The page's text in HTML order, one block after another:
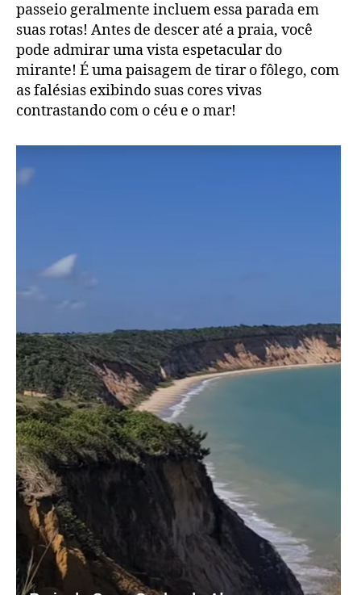
passeio geralmente incluem essa parada em
suas rotas! Antes de descer até a praia, você
pode admirar uma vista espetacular do
mirante! É uma paisagem de tirar o fôlego, com
as falésias exibindo suas cores vivas
contrastando com o céu e o mar!